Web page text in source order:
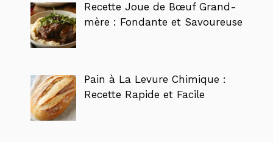
Recette Joue de Bœuf Grand-
mère : Fondante et Savoureuse
Pain à La Levure Chimique :
Recette Rapide et Facile